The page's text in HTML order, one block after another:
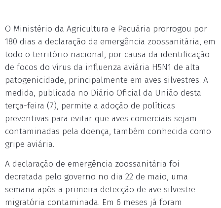
O Ministério da Agricultura e Pecuária prorrogou por
180 dias a declaração de emergência zoossanitária, em
todo o território nacional, por causa da identificação
de focos do vírus da influenza aviária H5N1 de alta
patogenicidade, principalmente em aves silvestres. A
medida, publicada no Diário Oficial da União desta
terça-feira (7), permite a adoção de políticas
preventivas para evitar que aves comerciais sejam
contaminadas pela doença, também conhecida como
gripe aviária.
A declaração de emergência zoossanitária foi
decretada pelo governo no dia 22 de maio, uma
semana após a primeira detecção de ave silvestre
migratória contaminada. Em 6 meses já foram